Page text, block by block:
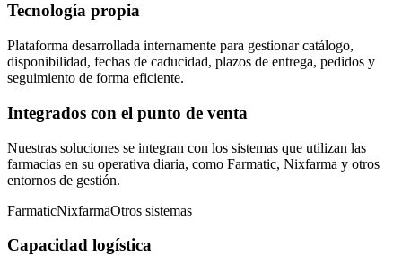
Tecnología propia
Plataforma desarrollada internamente para gestionar catálogo,
disponibilidad, fechas de caducidad, plazos de entrega, pedidos y
seguimiento de forma eficiente.
Integrados con el punto de venta
Nuestras soluciones se integran con los sistemas que utilizan las
farmacias en su operativa diaria, como Farmatic, Nixfarma y otros
entornos de gestión.
FarmaticNixfarmaOtros sistemas
Capacidad logística